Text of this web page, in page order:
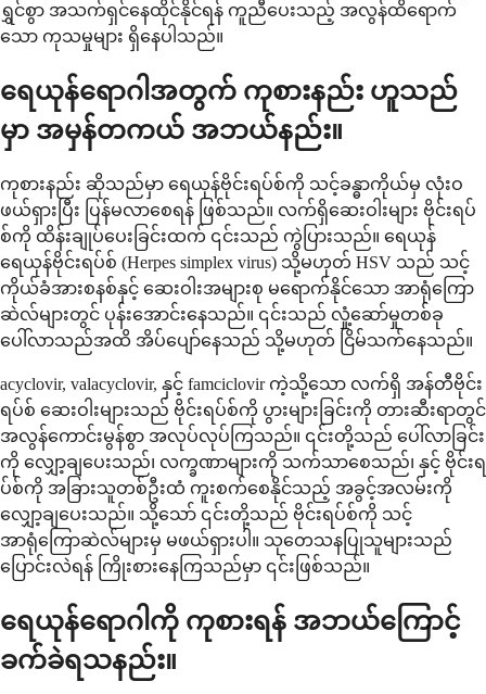
ရွှင်စွာ အသက်ရှင်နေထိုင်နိုင်ရန် ကူညီပေးသည့် အလွန်ထိရောက်
သော ကုသမှုများ ရှိနေပါသည်။
ရေယုန်ရောဂါအတွက် ကုစားနည်း ဟူသည်
မှာ အမှန်တကယ် အဘယ်နည်း။
ကုစားနည်း ဆိုသည်မှာ ရေယုန်ဗိုင်းရပ်စ်ကို သင့်ခန္ဓာကိုယ်မှ လုံးဝ
ဖယ်ရှားပြီး ပြန်မလာစေရန် ဖြစ်သည်။ လက်ရှိဆေးဝါးများ ဗိုင်းရပ်
စ်ကို ထိန်းချုပ်ပေးခြင်းထက် ၎င်းသည် ကွဲပြားသည်။ ရေယုန်
ရေယုန်ဗိုင်းရပ်စ် (Herpes simplex virus) သို့မဟုတ် HSV သည် သင့်
ကိုယ်ခံအားစနစ်နှင့် ဆေးဝါးအများစု မရောက်နိုင်သော အာရုံကြော
ဆဲလ်များတွင် ပုန်းအောင်းနေသည်။ ၎င်းသည် လှုံ့ဆော်မှုတစ်ခု
ပေါ်လာသည်အထိ အိပ်ပျော်နေသည် သို့မဟုတ် ငြိမ်သက်နေသည်။
acyclovir, valacyclovir, နှင့် famciclovir ကဲ့သို့သော လက်ရှိ အန်တီဗိုင်း
ရပ်စ် ဆေးဝါးများသည် ဗိုင်းရပ်စ်ကို ပွားများခြင်းကို တားဆီးရာတွင်
အလွန်ကောင်းမွန်စွာ အလုပ်လုပ်ကြသည်။ ၎င်းတို့သည် ပေါ်လာခြင်း
ကို လျှော့ချပေးသည်၊ လက္ခဏာများကို သက်သာစေသည်၊ နှင့် ဗိုင်းရ
ပ်စ်ကို အခြားသူတစ်ဦးထံ ကူးစက်စေနိုင်သည့် အခွင့်အလမ်းကို
လျှော့ချပေးသည်။ သို့သော် ၎င်းတို့သည် ဗိုင်းရပ်စ်ကို သင့်
အာရုံကြောဆဲလ်များမှ မဖယ်ရှားပါ။ သုတေသနပြုသူများသည်
ပြောင်းလဲရန် ကြိုးစားနေကြသည်မှာ ၎င်းဖြစ်သည်။
ရေယုန်ရောဂါကို ကုစားရန် အဘယ်ကြောင့်
ခက်ခဲရသနည်း။